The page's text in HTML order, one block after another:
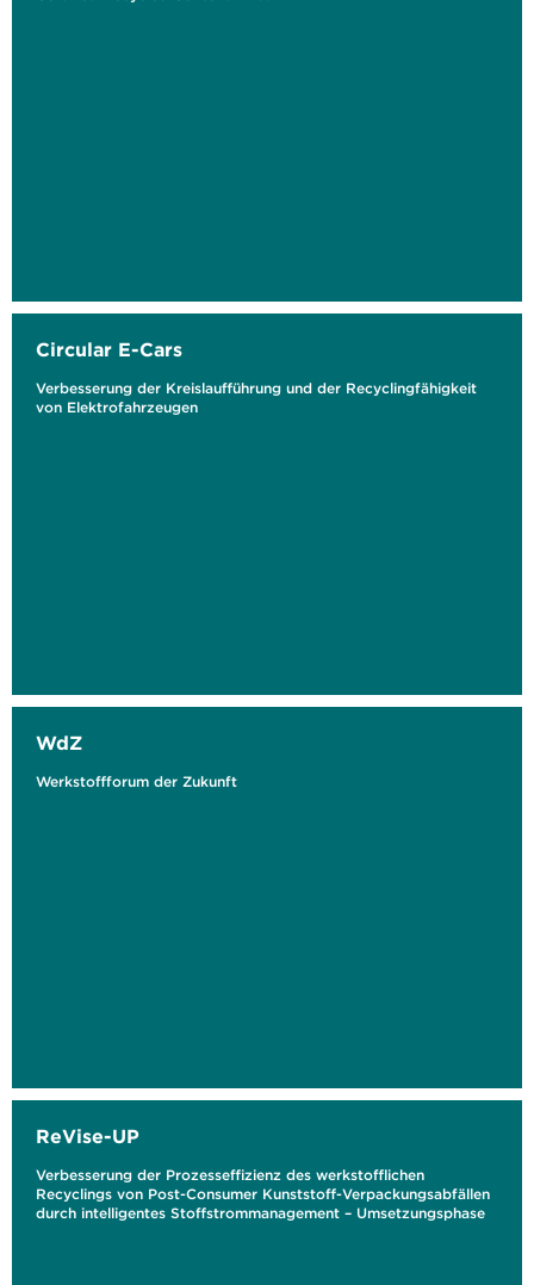
Circular E-Cars
Verbesserung der Kreislaufführung und der Recyclingfähigkeit
von Elektrofahrzeugen
WdZ
Werkstoffforum der Zukunft
ReVise-UP
Verbesserung der Prozesseffizienz des werkstofflichen
Recyclings von Post-Consumer Kunststoff-Verpackungsabfällen
durch intelligentes Stoffstrommanagement – Umsetzungsphase